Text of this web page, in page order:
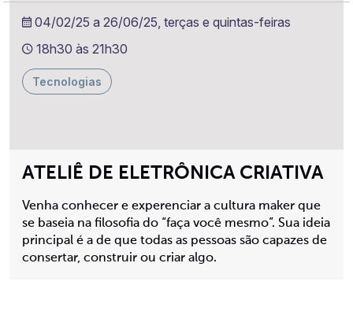
ATELIÊ DE ELETRÔNICA CRIATIVA
Venha conhecer e experenciar a cultura maker que
se baseia na filosofia do “faça você mesmo”. Sua ideia
principal é a de que todas as pessoas são capazes de
consertar, construir ou criar algo.
04/02/25 a 26/06/25, terças e quintas-feiras
18h30 às 21h30
Tecnologias